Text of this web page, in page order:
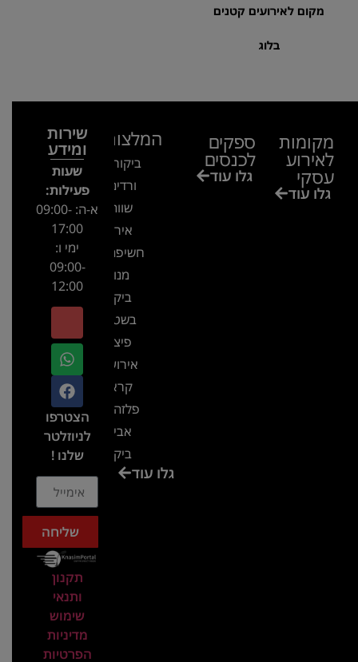
מקום לאירועים קטנים
בלוג
מקומות
לאירוע
עסקי
גלו עוד
ספקים
לכנסים
גלו עוד
המלצות
ביקור בגן
ורדים –
שווה!!
אירוע
חשיפה- זיו
מנור
ביקור
בשטח-
פיצ'ר
אירועים
קראון
פלזה תל
אביב-
ביקור
בכנס
המסחרי
והתעשייתי
גלו עוד
שירות
ומידע
שעות
פעילות:
א-ה: 09:00-
17:00
ימי ו:
09:00-
12:00
הצטרפו
לניוזלטר
שלנו !
שליחה
תקנון
ותנאי
שימוש
מדיניות
הפרטיות